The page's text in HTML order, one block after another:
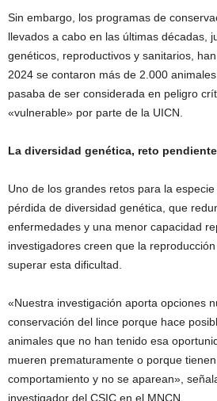
Sin embargo, los programas de
llevados a cabo en las últimas décadas,
genéticos, reproductivos y sanitarios,
2024 se contaron más de 2.000
pasaba de ser considerada en peligro
«vulnerable» por parte de la UICN.
La diversidad genética, reto pendiente
Uno de los grandes retos para la
pérdida de diversidad genética, que
enfermedades y una menor capacidad
investigadores creen que la
superar esta dificultad.
«Nuestra investigación aporta opciones
conservación del lince porque hace
animales que no han tenido esa
mueren prematuramente o porque
comportamiento y no se aparean»,
investigador del CSIC en el MNCN.